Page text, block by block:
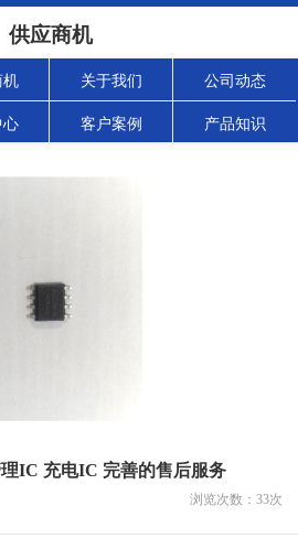
供应商机
机 关于我们 公司动态
心 客户案例 产品知识
IC 充电IC 完善的售后服务
浏览次数： 33次